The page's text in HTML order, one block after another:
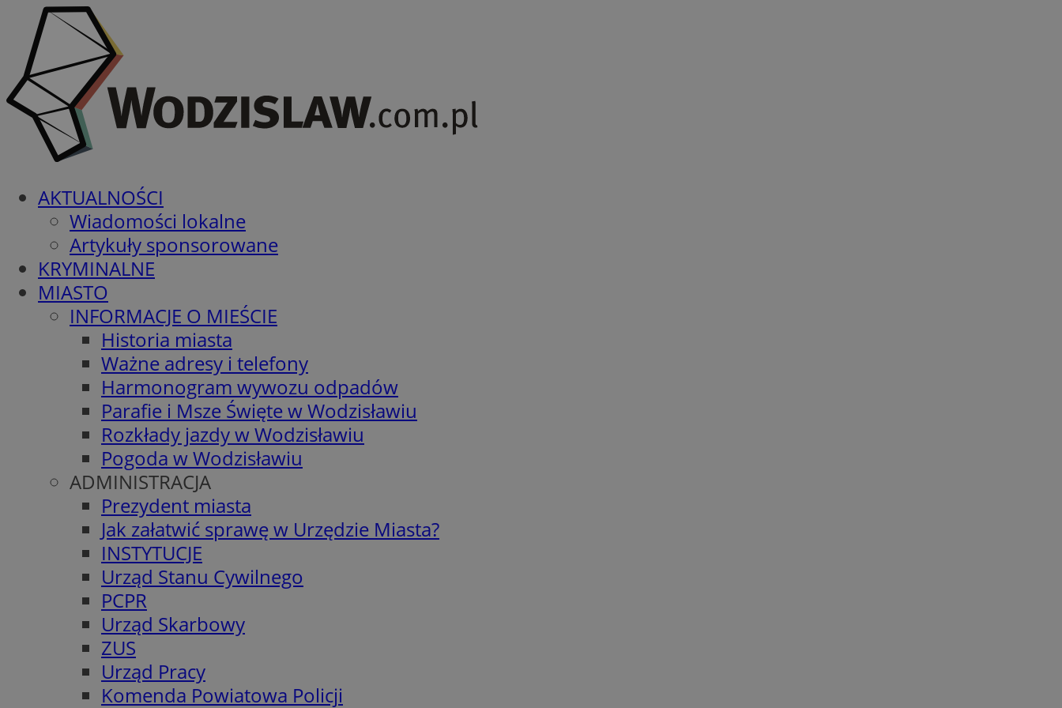
AKTUALNOŚCI
Wiadomości lokalne
Artykuły sponsorowane
KRYMINALNE
MIASTO
INFORMACJE O MIEŚCIE
Historia miasta
Ważne adresy i telefony
Harmonogram wywozu odpadów
Parafie i Msze Święte w Wodzisławiu
Rozkłady jazdy w Wodzisławiu
Pogoda w Wodzisławiu
ADMINISTRACJA
Prezydent miasta
Jak załatwić sprawę w Urzędzie Miasta?
INSTYTUCJE
Urząd Stanu Cywilnego
PCPR
Urząd Skarbowy
ZUS
Urząd Pracy
Komenda Powiatowa Policji